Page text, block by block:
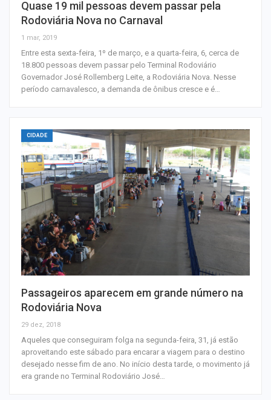
Quase 19 mil pessoas devem passar pela
Rodoviária Nova no Carnaval
1 mar, 2019
Entre esta sexta-feira, 1º de março, e a quarta-feira, 6, cerca de
18.800 pessoas devem passar pelo Terminal Rodoviário
Governador José Rollemberg Leite, a Rodoviária Nova. Nesse
período carnavalesco, a demanda de ônibus cresce e é…
CIDADE
Passageiros aparecem em grande número na
Rodoviária Nova
29 dez, 2018
Aqueles que conseguiram folga na segunda-feira, 31, já estão
aproveitando este sábado para encarar a viagem para o destino
desejado nesse fim de ano. No início desta tarde, o movimento já
era grande no Terminal Rodoviário José…